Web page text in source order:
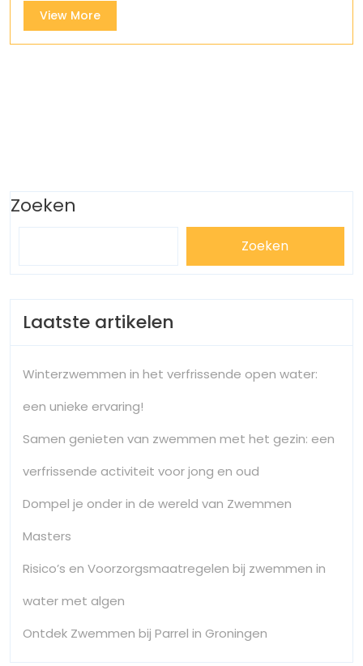
View MoreView
More
Zoeken
Zoeken
Laatste artikelen
Winterzwemmen in het verfrissende open water:
een unieke ervaring!
Samen genieten van zwemmen met het gezin: een
verfrissende activiteit voor jong en oud
Dompel je onder in de wereld van Zwemmen
Masters
Risico’s en Voorzorgsmaatregelen bij zwemmen in
water met algen
Ontdek Zwemmen bij Parrel in Groningen